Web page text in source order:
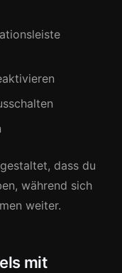
dass du
während sich
weiter.
mit